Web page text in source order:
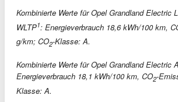
Kombinierte Werte für Opel Grandland Electric
WLTP1: Energieverbrauch 18,6 kWh/100 km,
g/km; CO2-Klasse: A.
Kombinierte Werte für Opel Grandland Electric
Energieverbrauch 18,1 kWh/100 km, CO2-
Klasse: A.